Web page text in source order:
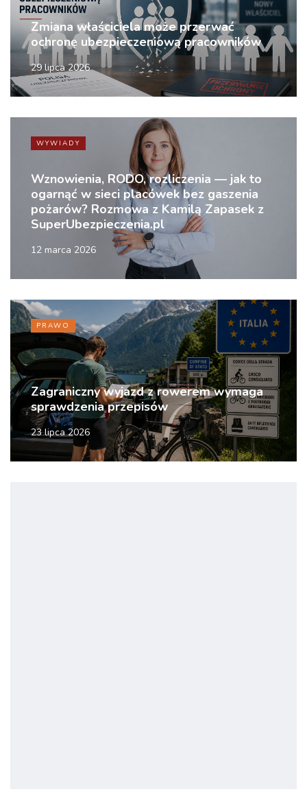
Zmiana właściciela może przerwać
ochronę ubezpieczeniową pracowników
29 lipca 2026
WYWIADY
Wznowienia, RODO, rozliczenia — jak to
ogarnąć w sieci placówek bez gaszenia
pożarów? Rozmowa z Kamilą Zapasek z
SuperUbezpieczenia.pl
12 marca 2026
PRAWO
Zagraniczny wyjazd z rowerem wymaga
sprawdzenia przepisów
23 lipca 2026